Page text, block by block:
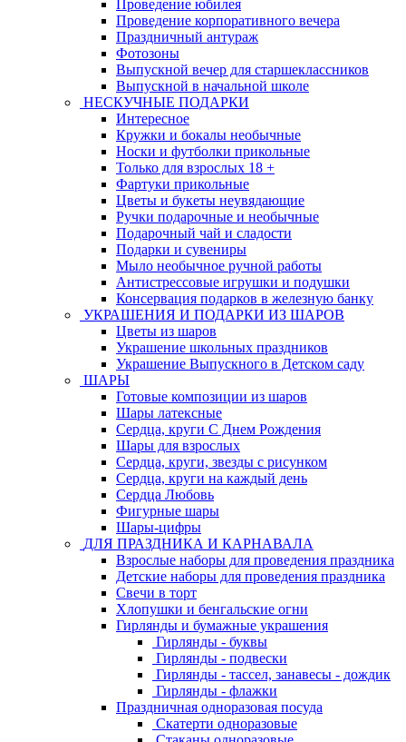
Проведение юбилея
Проведение корпоративного вечера
Праздничный антураж
Фотозоны
Выпускной вечер для старшеклассников
Выпускной в начальной школе
НЕСКУЧНЫЕ ПОДАРКИ
Интересное
Кружки и бокалы необычные
Носки и футболки прикольные
Только для взрослых 18 +
Фартуки прикольные
Цветы и букеты неувядающие
Ручки подарочные и необычные
Подарочный чай и сладости
Подарки и сувениры
Мыло необычное ручной работы
Антистрессовые игрушки и подушки
Консервация подарков в железную банку
УКРАШЕНИЯ И ПОДАРКИ ИЗ ШАРОВ
Цветы из шаров
Украшение школьных праздников
Украшение Выпускного в Детском саду
ШАРЫ
Готовые композиции из шаров
Шары латексные
Сердца, круги С Днем Рождения
Шары для взрослых
Сердца, круги, звезды с рисунком
Сердца, круги на каждый день
Сердца Любовь
Фигурные шары
Шары-цифры
ДЛЯ ПРАЗДНИКА И КАРНАВАЛА
Взрослые наборы для проведения праздника
Детские наборы для проведения праздника
Свечи в торт
Хлопушки и бенгальские огни
Гирлянды и бумажные украшения
Гирлянды - буквы
Гирлянды - подвески
Гирлянды - тассел, занавесы - дождик
Гирлянды - флажки
Праздничная одноразовая посуда
Скатерти одноразовые